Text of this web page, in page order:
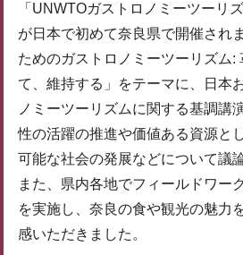
「UNWTOガストロノミーツーリ
が日本で初めて奈良県で開催され
ためのガストロノミーツーリズム:
て、維持する」をテーマに、日本
ノミーツーリズムに関する基調講
性の活躍の推進や価値ある資源と
可能な社会の発展などについて議
また、県内各地でフィールドワー
を実施し、奈良の食や観光の魅力
感いただきました。